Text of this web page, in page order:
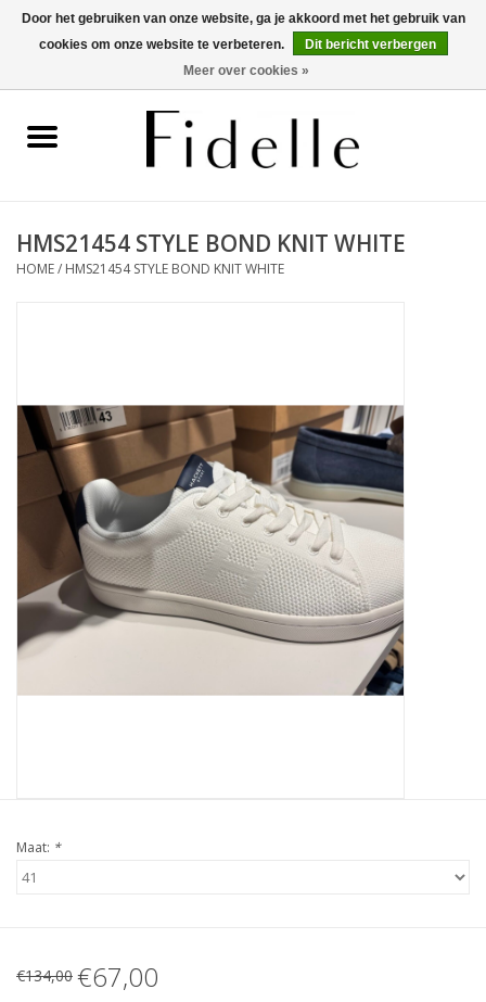
0 Artikelen - €0,00
Merken
HMS21454 STYLE BOND KNIT WHITE
HOME/ HMS21454 STYLE BOND KNIT WHITE
Maat: *
€134,00 €67,00
Door het gebruiken van onze website, ga je akkoord met het gebruik van
cookies om onze website te verbeteren.
Dit bericht verbergen
Meer over cookies »